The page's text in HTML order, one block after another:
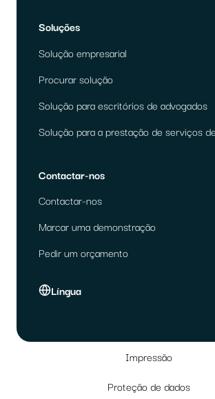
Soluções
Solução empresarial
Procurar solução
Solução para escritórios de advogados
Solução para a prestação de serviços
Contactar-nos
Contactar-nos
Marcar uma demonstração
Pedir um orçamento
Língua
Impressão
Proteção de dados